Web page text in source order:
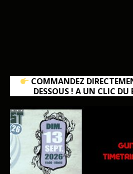
COMMANDEZ
DESSOUS ! A UN CLIC DU